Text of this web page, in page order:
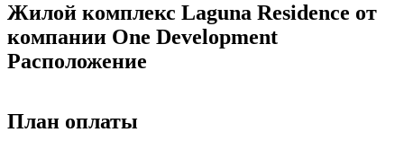
Жилой комплекс Laguna Residence от
компании One Development
Расположение
План оплаты